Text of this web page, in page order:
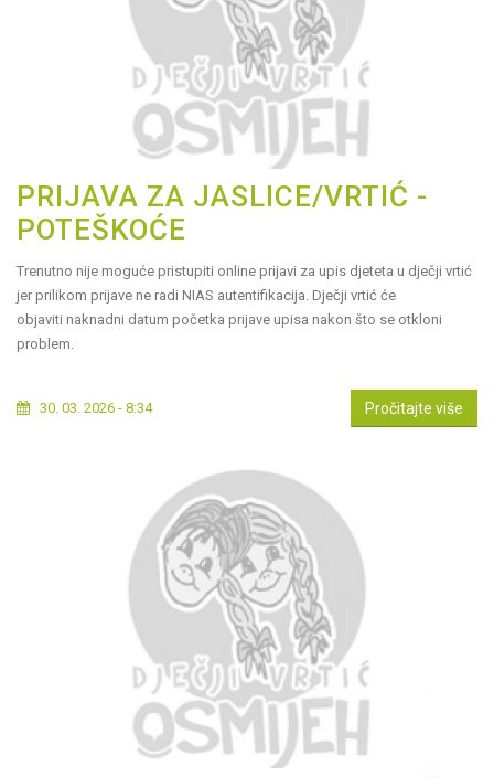
PRIJAVA ZA JASLICE/VRTIĆ -
POTEŠKOĆE
Trenutno nije moguće pristupiti online prijavi za upis djeteta u dječji vrtić
jer prilikom prijave ne radi NIAS autentifikacija. Dječji vrtić će
objaviti naknadni datum početka prijave upisa nakon što se otkloni
problem.
30. 03. 2026 - 8:34 Pročitajte više